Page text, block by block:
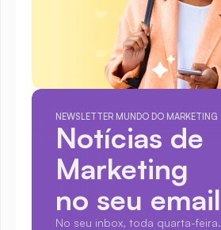
NEWSLETTER MUNDO DO MARKETING
Notícias de
Marketing
no seu email
No seu inbox, toda quarta-feira.